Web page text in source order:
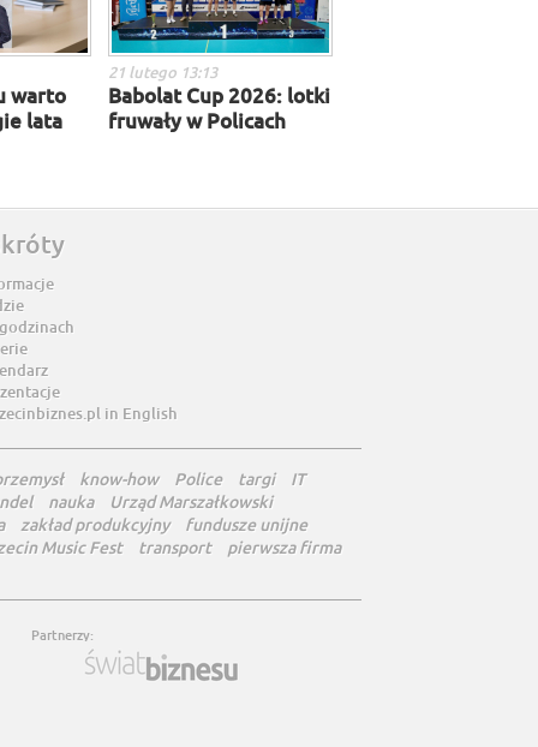
warto
lata
21 lutego 13:13
Babolat Cup 2026: lotki
fruwały w Policach
in English
know-how Police targi
IT
nauka
Urząd Marszałkowski
zakład produkcyjny
fundusze unijne
Music Fest
transport pierwsza firma
Partnerzy: